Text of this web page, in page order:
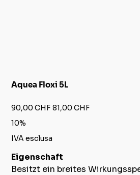
Aquea Floxi 5L
Prezzo
originale
90,00 CHF Prezzo
scontato
81,00 CHF
10%
IVA esclusa
Eigenschaft
Besitzt ein breites